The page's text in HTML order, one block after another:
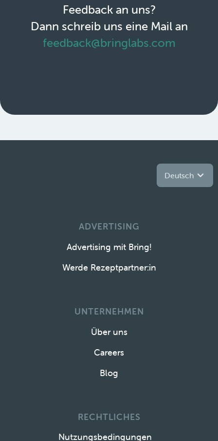
Feedback an uns?
Dann schreib uns eine Mail an
feedback@bringlabs.com
Deutsch
ADVERTISING
Advertising mit Bring!
Werde Rezeptpartner:in
UNTERNEHMEN
Über uns
Careers
Blog
RECHTLICHES
Nutzungsbedingungen